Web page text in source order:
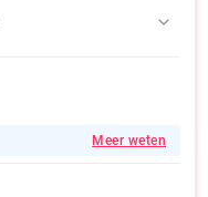
Meer weten